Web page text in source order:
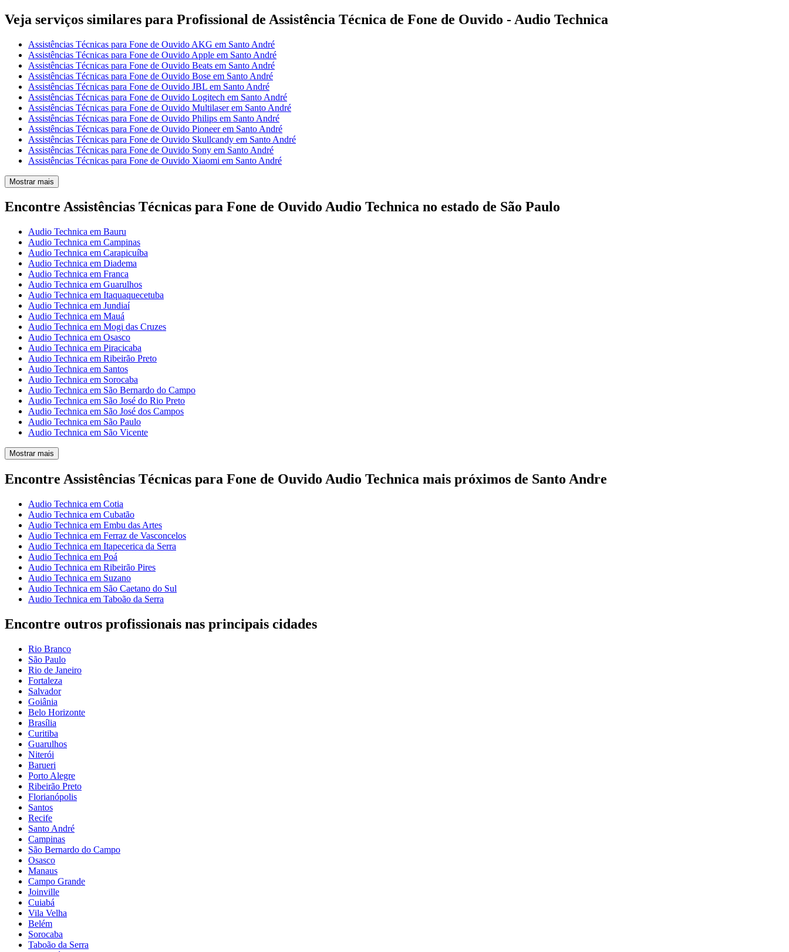
Veja serviços similares para Profissional de Assistência Técnica de Fone de Ouvido - Audio Technica
Assistências Técnicas para Fone de Ouvido AKG em Santo André
Assistências Técnicas para Fone de Ouvido Apple em Santo André
Assistências Técnicas para Fone de Ouvido Beats em Santo André
Assistências Técnicas para Fone de Ouvido Bose em Santo André
Assistências Técnicas para Fone de Ouvido JBL em Santo André
Assistências Técnicas para Fone de Ouvido Logitech em Santo André
Assistências Técnicas para Fone de Ouvido Multilaser em Santo André
Assistências Técnicas para Fone de Ouvido Philips em Santo André
Assistências Técnicas para Fone de Ouvido Pioneer em Santo André
Assistências Técnicas para Fone de Ouvido Skullcandy em Santo André
Assistências Técnicas para Fone de Ouvido Sony em Santo André
Assistências Técnicas para Fone de Ouvido Xiaomi em Santo André
Mostrar mais
Encontre Assistências Técnicas para Fone de Ouvido Audio Technica no estado de São Paulo
Audio Technica em Bauru
Audio Technica em Campinas
Audio Technica em Carapicuíba
Audio Technica em Diadema
Audio Technica em Franca
Audio Technica em Guarulhos
Audio Technica em Itaquaquecetuba
Audio Technica em Jundiaí
Audio Technica em Mauá
Audio Technica em Mogi das Cruzes
Audio Technica em Osasco
Audio Technica em Piracicaba
Audio Technica em Ribeirão Preto
Audio Technica em Santos
Audio Technica em Sorocaba
Audio Technica em São Bernardo do Campo
Audio Technica em São José do Rio Preto
Audio Technica em São José dos Campos
Audio Technica em São Paulo
Audio Technica em São Vicente
Mostrar mais
Encontre Assistências Técnicas para Fone de Ouvido Audio Technica mais próximos de Santo Andre
Audio Technica em Cotia
Audio Technica em Cubatão
Audio Technica em Embu das Artes
Audio Technica em Ferraz de Vasconcelos
Audio Technica em Itapecerica da Serra
Audio Technica em Poá
Audio Technica em Ribeirão Pires
Audio Technica em Suzano
Audio Technica em São Caetano do Sul
Audio Technica em Taboão da Serra
Encontre outros profissionais nas principais cidades
Rio Branco
São Paulo
Rio de Janeiro
Fortaleza
Salvador
Goiânia
Belo Horizonte
Brasília
Curitiba
Guarulhos
Niterói
Barueri
Porto Alegre
Ribeirão Preto
Florianópolis
Santos
Recife
Santo André
Campinas
São Bernardo do Campo
Osasco
Manaus
Campo Grande
Joinville
Cuiabá
Vila Velha
Belém
Sorocaba
Taboão da Serra